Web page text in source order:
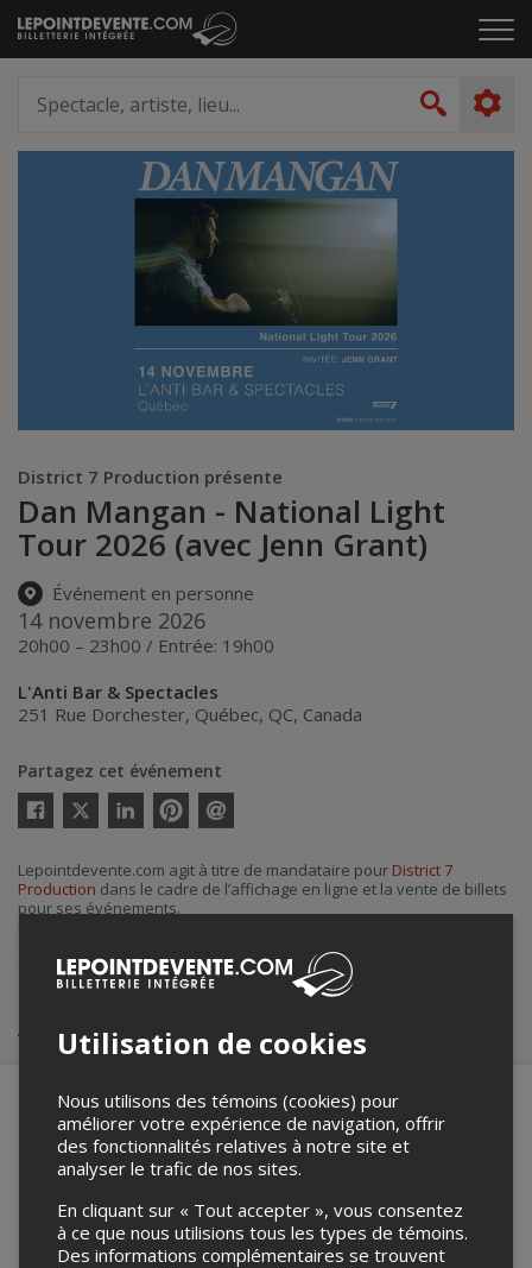
Passer
au
le
artiste,
lieu...
District 7 Production présente
Dan Mangan - National Light
Tour 2026 (avec Jenn Grant)
Événement en personne
14 novembre 2026
20h00 – 23h00 / Entrée: 19h00
L'Anti Bar & Spectacles
251 Rue Dorchester, Québec, QC, Canada
Partagez cet événement
Twitter
courriel
Lepointdevente.com agit à titre de mandataire pour District 7
Production dans le cadre de l’affichage en ligne et la vente de billets
pour ses événements.
district7prod@gmail.com.
Achat de billets
Merci de confirmer que vous n'êtes pas un
robot ci-bas.
Utilisation de cookies
Nous utilisons des témoins (cookies) pour
améliorer votre expérience de navigation, offrir
des fonctionnalités relatives à notre site et
analyser le trafic de nos sites.
En cliquant sur « Tout accepter », vous consentez
à ce que nous utilisions tous les types de témoins.
Des informations complémentaires se trouvent